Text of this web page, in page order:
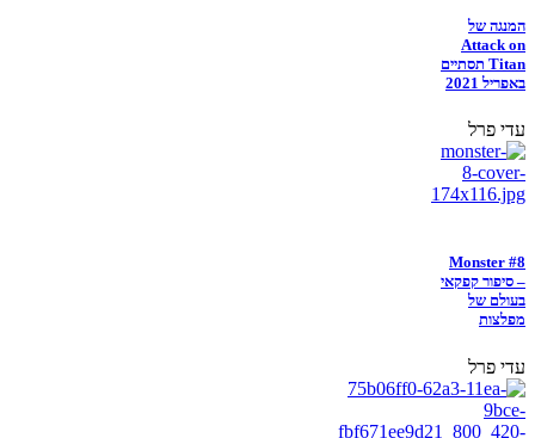
המנגה של
Attack on
Titan תסתיים
באפריל 2021
עדי פרל
Monster #8
– סיפור קפקאי
בעולם של
מפלצות
עדי פרל